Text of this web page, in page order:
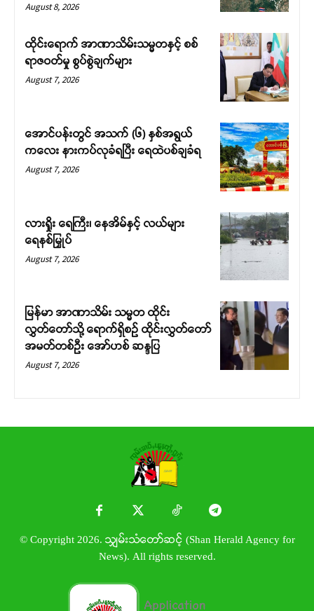
August 8, 2026
ထိုင်းရောက် အာဏာသိမ်းသမ္မတနှင့် စစ်
ရာဇဝတ်မှု စွပ်စွဲချက်များ
August 7, 2026
အောင်ပန်းတွင် အသက် (၆) နှစ်အရွယ်
ကလေး နားကပ်လုခံရပြီး ရေထဲပစ်ချခံရ
August 7, 2026
လားရှိုး ရေကြီး၊ နေအိမ်နှင့် လယ်များ
ရေနစ်မြှုပ်
August 7, 2026
မြန်မာ အာဏာသိမ်း သမ္မတ ထိုင်း
လွှတ်တော်သို့ ရောက်ရှိစဉ် ထိုင်းလွှတ်တော်
အမတ်တစ်ဦး အော်ဟစ် ဆန္ဒပြ
August 7, 2026
© Copyright 2026. သျှမ်းသံတော်ဆင့် (Shan Herald Agency for
News). All rights reserved.